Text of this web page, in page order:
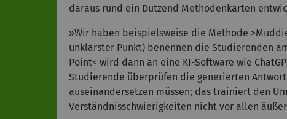
daraus rund ein Dutzend Methodenkarten
»Wir haben beispielsweise die Methode
unklarster Punkt) benennen die Studierenden
Point< wird dann an eine KI-Software wie
Studierende überprüfen die generierten
auseinandersetzen müssen; das trainiert den
Verständnisschwierigkeiten nicht vor allen